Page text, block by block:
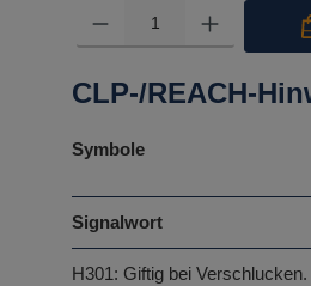
CLP-/REACH-
Symbole
Signalwort
H301: Giftig bei Verschlucken.